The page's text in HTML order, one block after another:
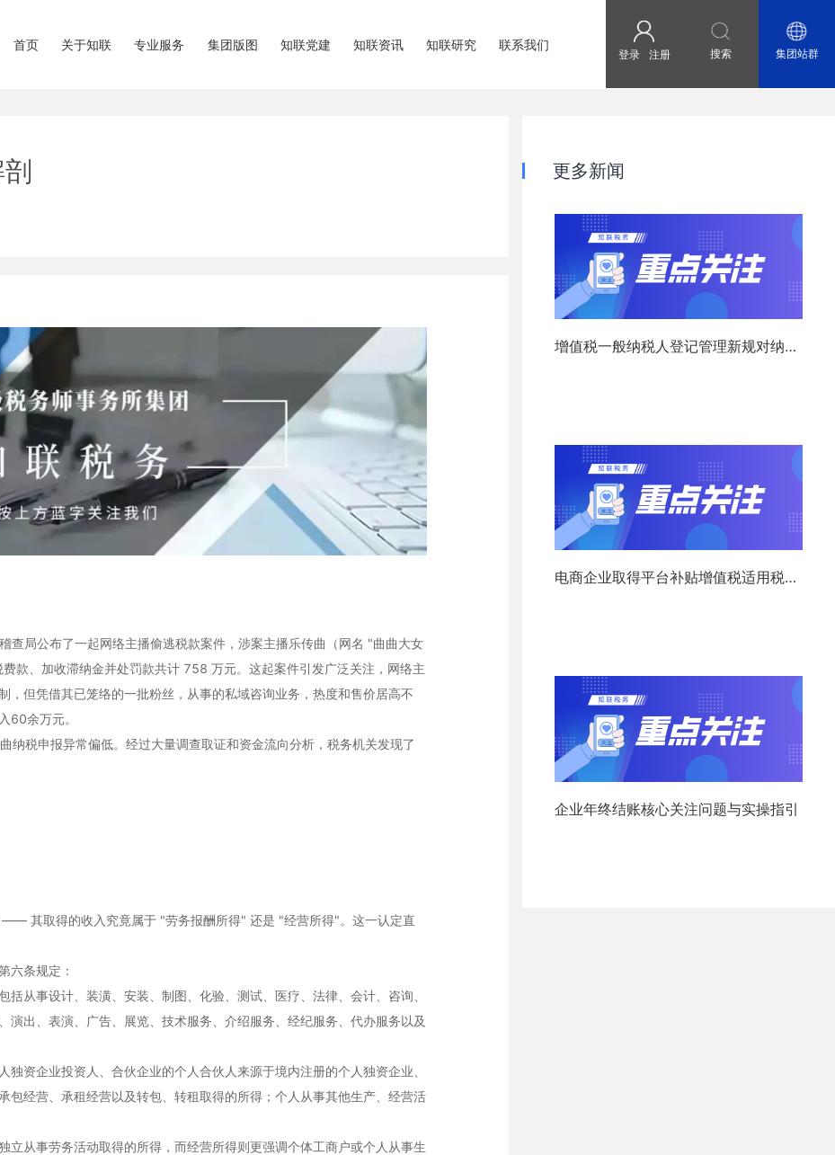
首页 关于知联 专业服务 集团版图 知联党建 知联资讯 知联研究 联系我们
登录 注册 搜索 集团站群
查局公布了一起网络主播偷逃税款案件，涉案主播乐传曲（网名 "曲曲大女
款、加收滞纳金并处罚款共计 758 万元。这起案件引发广泛关注，网络主
，但凭借其已笼络的一批粉丝，从事的私域咨询业务，热度和售价居高不
60余万元。
税申报异常偏低。经过大量调查取证和资金流向分析，税务机关发现了
其取得的收入究竟属于 "劳务报酬所得" 还是 "经营所得"。这一认定直
六条规定：
括从事设计、装潢、安装、制图、化验、测试、医疗、法律、会计、咨询、
演出、表演、广告、展览、技术服务、介绍服务、经纪服务、代办服务以及
独资企业投资人、合伙企业的个人合伙人来源于境内注册的个人独资企业、
包经营、承租经营以及转包、转租取得的所得；个人从事其他生产、经营活
立从事劳务活动取得的所得，而经营所得则更强调个体工商户或个人从事生
更多新闻
增值税一般纳税人登记管理新规对纳税
电商企业取得平台补贴增值税适用税率
企业年终结账核心关注问题与实操指引